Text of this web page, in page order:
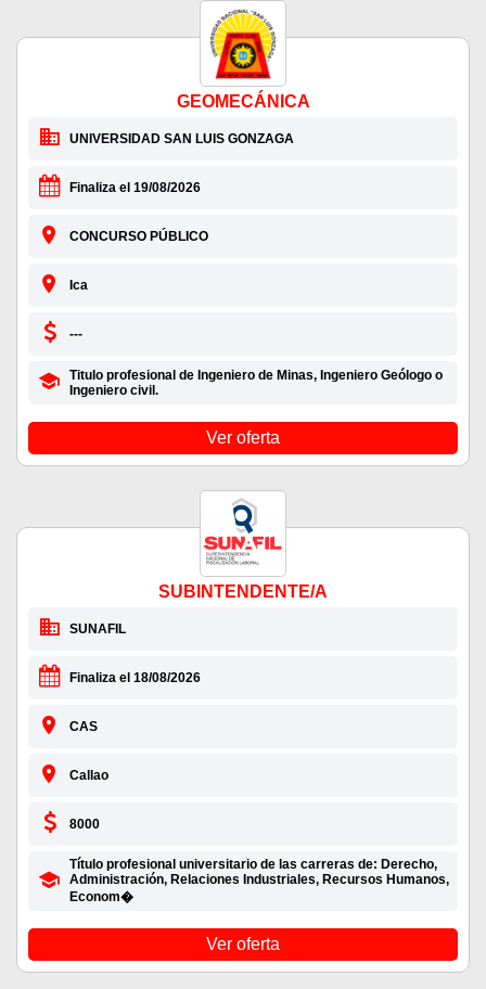
GEOMECÁNICA
UNIVERSIDAD SAN LUIS GONZAGA
Finaliza el 19/08/2026
CONCURSO PÚBLICO
Ica
---
Titulo profesional de Ingeniero de Minas, Ingeniero Geólogo o
Ingeniero civil.
Ver oferta
SUBINTENDENTE/A
SUNAFIL
Finaliza el 18/08/2026
CAS
Callao
8000
Título profesional universitario de las carreras de: Derecho,
Administración, Relaciones Industriales, Recursos Humanos,
Econom�
Ver oferta